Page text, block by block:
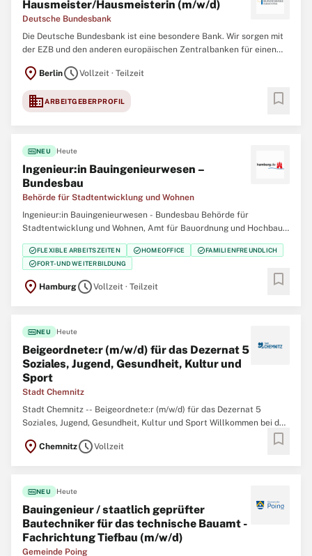
Hausmeister/Hausmeisterin (m/w/d)
Deutsche Bundesbank
Die Deutsche Bundesbank ist eine besondere Bank. Wir sorgen mit
der EZB und den anderen europäischen Zentralbanken für einen
brauchen wir eine große Vielfalt von Spezialistinnen und
Spezialisten in handwerklichen Arbeitsbereichen,
location_on BerlinscheduleVollzeit · Teilzeit
domainARBEITGEBERPROFIL bookmark
fiber_newNEU Heute
Ingenieur:in Bauingenieurwesen –
Bundesbau
Behörde für Stadtentwicklung und Wohnen
Ingenieur:in Bauingenieurwesen - Bundesbau Behörde für
Stadtentwicklung und Wohnen, Amt für Bauordnung und Hochbau,
Bundesbauabteilung Job-ID: J000043251 Startdatum:
schnellstmöglich Art der Anstellung: Vollzeit/Teilzeit (unbefristet)
Bezahlung: EGr. 12 TV-L BesGr. A12 HmbBesG Bewerbungsfrist:
check_circleFLEXIBLE ARBEITSZEITEN check_circleHOMEOFFICE check_circleFAMILIENFREUNDLICH
check_circleFORT- UND WEITERBILDUNG
location_on HamburgscheduleVollzeit · Teilzeit bookmark
fiber_newNEU Heute
Beigeordnete:r (m/w/d) für das Dezernat 5
Soziales, Jugend, Gesundheit, Kultur und
Sport
Stadt Chemnitz
Stadt Chemnitz -- Beigeordnete:r (m/w/d) für das Dezernat 5
Soziales, Jugend, Gesundheit, Kultur und Sport Willkommen bei der
wollen. Wir engagieren uns in vielfältigen Themenfeldern.
location_on ChemnitzscheduleVollzeit bookmark
fiber_newNEU Heute
Bauingenieur / staatlich geprüfter
Bautechniker für das technische Bauamt -
Fachrichtung Tiefbau (m/w/d)
Gemeinde Poing